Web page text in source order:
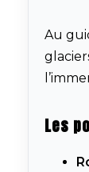
Au
Les